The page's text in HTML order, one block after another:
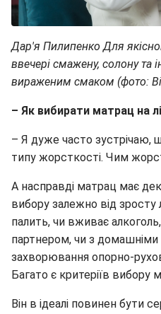
Дар'я Пилипенко Для
ввечері смажену, солону та
вираженим смаком (фото:
– Як вибирати матрац на
– Я дуже часто
типу жорсткості. Чим
А насправді матрац має
вибору залежно від зросту
палить, чи вживає
партнером, чи з
захворювання опорно-
Багато є критеріїв вибору
Він в ідеалі повинен бути